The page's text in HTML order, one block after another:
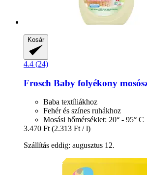
Kosár
4.4 (24)
Frosch Baby folyékony
Baba textíliákhoz
Fehér és színes ruhákhoz
Mosási hőmérséklet: 20° - 95° C
3.470 Ft (2.313 Ft / l)
Szállítás eddig: augusztus 12.